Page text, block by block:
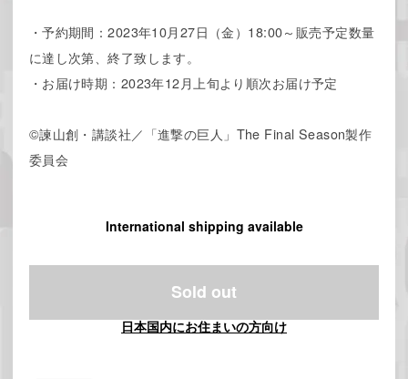
・予約期間：2023年10月27日（金）18:00～販売予定数量
に達し次第、終了致します。
・お届け時期：2023年12月上旬より順次お届け予定
©諫山創・講談社／「進撃の巨人」The Final Season製作
委員会
International shipping available
Sold out
日本国内にお住まいの方向け